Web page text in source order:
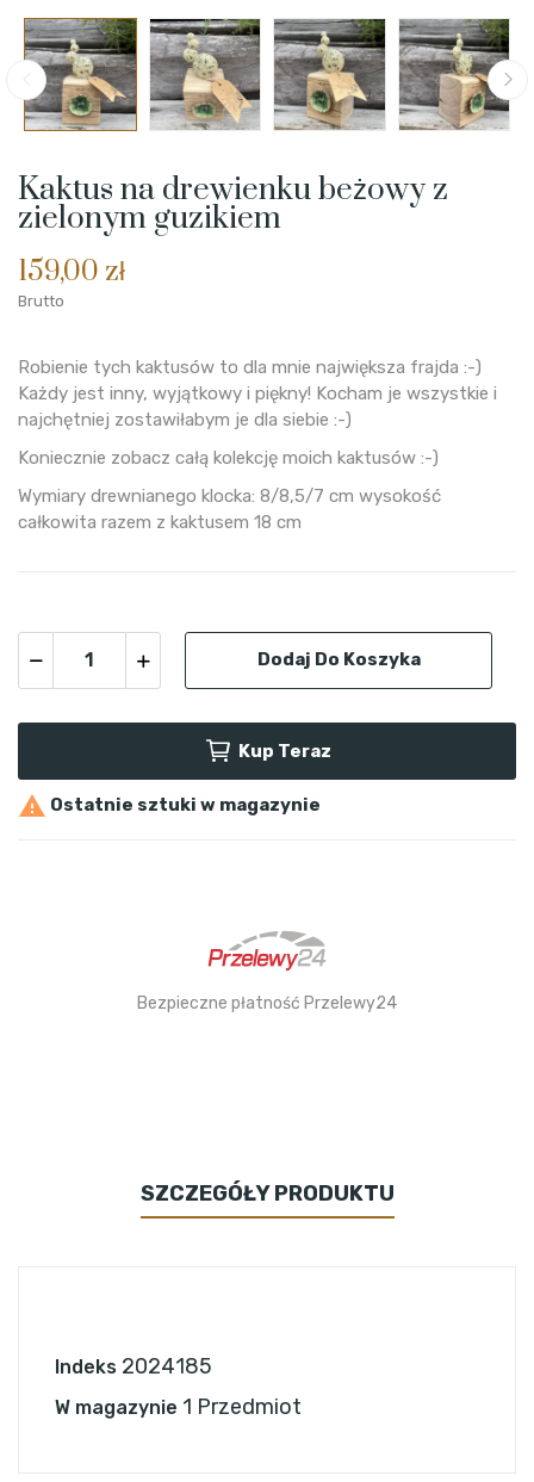
Kaktus na drewienku beżowy z
zielonym guzikiem
159,00 zł
Brutto
Robienie tych kaktusów to dla mnie największa frajda :-)
Każdy jest inny, wyjątkowy i piękny! Kocham je wszystkie i
najchętniej zostawiłabym je dla siebie :-)
Koniecznie zobacz całą kolekcję moich kaktusów :-)
Wymiary drewnianego klocka: 8/8,5/7 cm wysokość
całkowita razem z kaktusem 18 cm
Dodaj Do Koszyka
Kup Teraz
 Ostatnie sztuki w magazynie
Bezpieczne płatność Przelewy24
SZCZEGÓŁY PRODUKTU
Indeks 2024185
W magazynie 1 Przedmiot